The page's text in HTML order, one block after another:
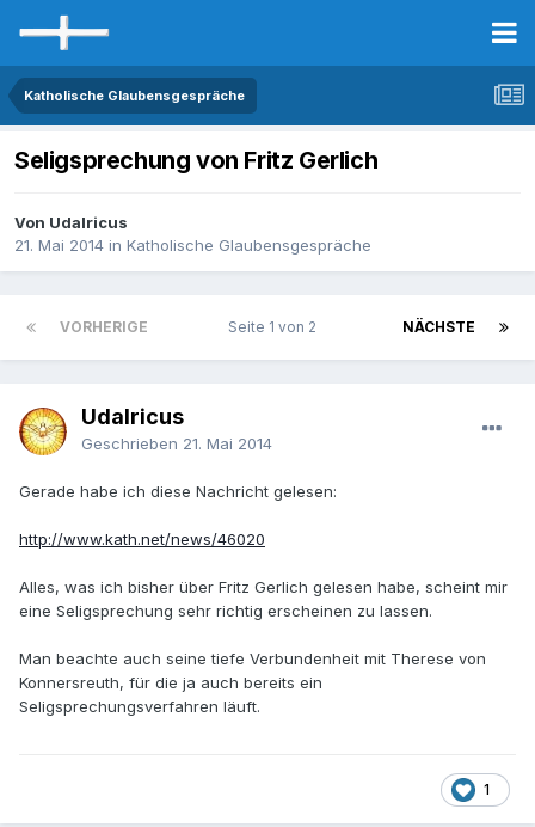
Katholische Glaubensgespräche
Seligsprechung von Fritz Gerlich
Von Udalricus
21. Mai 2014 in Katholische Glaubensgespräche
VORHERIGE NÄCHSTE
Seite 1 von 2
Udalricus
Geschrieben 21. Mai 2014
Gerade habe ich diese Nachricht gelesen:
http://www.kath.net/news/46020
Alles, was ich bisher über Fritz Gerlich gelesen habe, scheint mir
eine Seligsprechung sehr richtig erscheinen zu lassen.
Man beachte auch seine tiefe Verbundenheit mit Therese von
Konnersreuth, für die ja auch bereits ein
Seligsprechungsverfahren läuft.
1